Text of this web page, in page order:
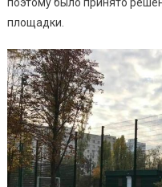
площадки.